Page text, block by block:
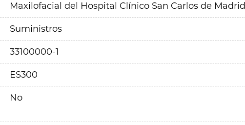
Maxilofacial del Hospital Clínico San Carlos de Madrid
Suministros
33100000-1
ES300
No